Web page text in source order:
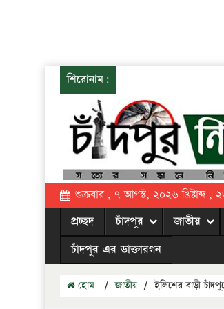
শিরোনাম:
শুক্রবার , ৭ আগস্ট, ২০২৬ খ্রিষ্টাব্দ ,
প্রচ্ছদ চাঁদপুর জাতীয়
চাঁদপুর এর ডাক্তারগন
হোম / জাতীয় / ইলিশের বাড়ী